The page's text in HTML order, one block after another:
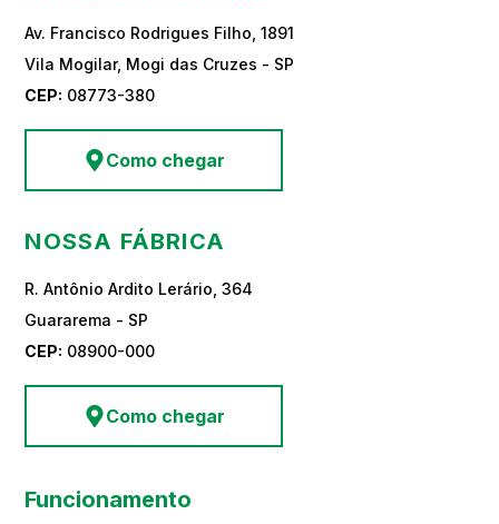
Av. Francisco Rodrigues Filho, 1891
Vila Mogilar, Mogi das Cruzes - SP
CEP: 08773-380
Como chegar
NOSSA FÁBRICA
R. Antônio Ardito Lerário, 364
Guararema - SP
CEP: 08900-000
Como chegar
Funcionamento